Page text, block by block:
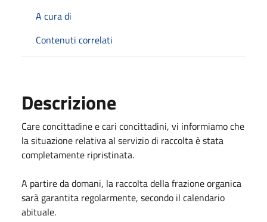
A cura di
Contenuti correlati
Descrizione
Care concittadine e cari concittadini, vi informiamo che
la situazione relativa al servizio di raccolta è stata
completamente ripristinata.
A partire da domani, la raccolta della frazione organica
sarà garantita regolarmente, secondo il calendario
abituale.